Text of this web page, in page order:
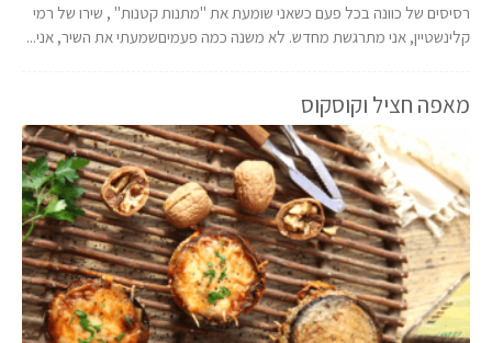
רסיסים של כוונה בכל פעם כשאני שומעת את "מתנות קטנות" , שירו של רמי
קלינשטיין, אני מתרגשת מחדש. לא משנה כמה פעמיםשמעתי את השיר, אני...
מאפה חציל וקוסקוס